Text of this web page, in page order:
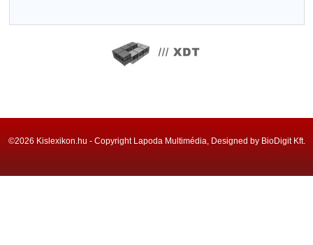
©2026 Kislexikon.hu - Copyright Lapoda Multimédia, Designed by BioDigit Kft.